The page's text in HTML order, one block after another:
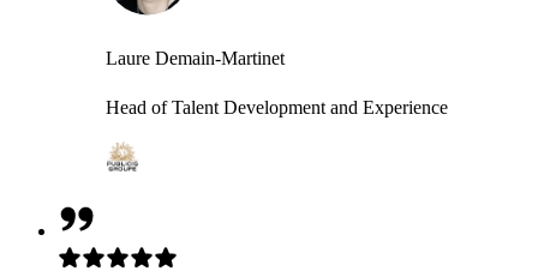
Laure Demain-Martinet
Head of Talent Development and Experience